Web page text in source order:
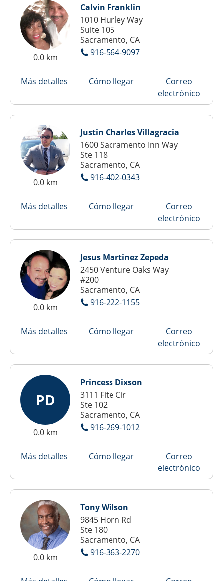
0.0 km
Calvin Franklin
1010 Hurley Way
Suite 105
Sacramento, CA
916-564-9097
Más detalles Cómo llegar
Correo
electrónico
0.0 km
Justin Charles Villagracia
1600 Sacramento Inn Way
Ste 118
Sacramento, CA
916-402-0343
Más detalles Cómo llegar
Correo
electrónico
0.0 km
Jesus Martinez Zepeda
2450 Venture Oaks Way
#200
Sacramento, CA
916-222-1155
Más detalles Cómo llegar
Correo
electrónico
PD
0.0 km
Princess Dixson
3111 Fite Cir
Ste 102
Sacramento, CA
916-269-1012
Más detalles Cómo llegar
Correo
electrónico
0.0 km
Tony Wilson
9845 Horn Rd
Ste 180
Sacramento, CA
916-363-2270